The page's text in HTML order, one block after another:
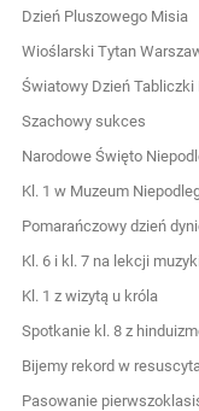
Dzień Pluszowego Misia
Wioślarski Tytan
Światowy Dzień Tabliczki
Szachowy sukces
Narodowe Święto
Kl. 1 w Muzeum
Pomarańczowy dzień
Kl. 6 i kl. 7 na lekcji
Kl. 1 z wizytą u króla
Spotkanie kl. 8 z
Bijemy rekord w
Pasowanie